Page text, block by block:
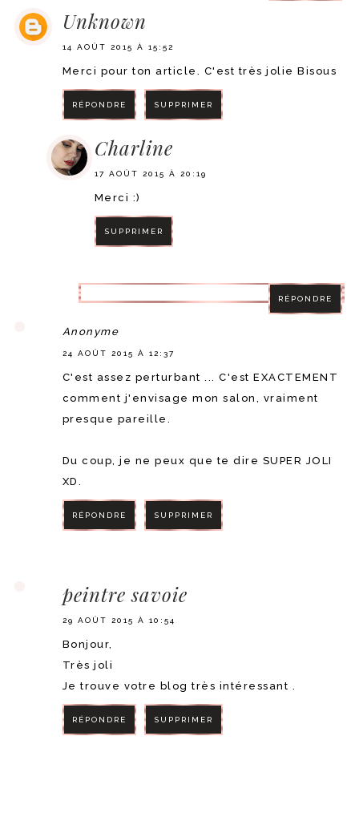
Unknown
14 AOÛT 2015 À 15:52
Merci pour ton article. C'est très jolie Bisous
RÉPONDRE SUPPRIMER
Charline
17 AOÛT 2015 À 20:19
Merci :)
SUPPRIMER
RÉPONDRE
Anonyme
24 AOÛT 2015 À 12:37
C'est assez perturbant ... C'est EXACTEMENT
comment j'envisage mon salon, vraiment
presque pareille.
Du coup, je ne peux que te dire SUPER JOLI
XD.
RÉPONDRE SUPPRIMER
peintre savoie
29 AOÛT 2015 À 10:54
Bonjour,
Très joli
Je trouve votre blog très intéressant .
RÉPONDRE SUPPRIMER